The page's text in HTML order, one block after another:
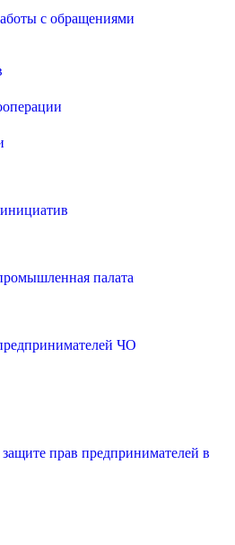
с обращениями
палата
ЧО
прав предпринимателей в